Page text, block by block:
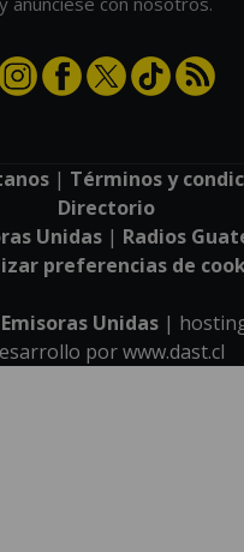
| Términos y
Directorio
Unidas | Radios
preferencias de
Unidas|
porwww.dast.cl